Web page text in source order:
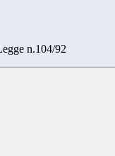
n.104/92